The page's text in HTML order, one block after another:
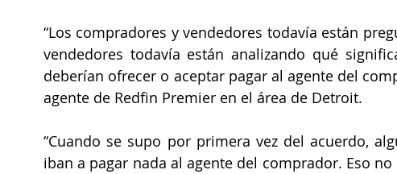
“Los compradores y vendedores todavía están
vendedores todavía están analizando qué
deberían ofrecer o aceptar pagar al agente del
agente de Redfin Premier en el área de Detroit.
“Cuando se supo por primera vez del acuerdo,
iban a pagar nada al agente del comprador. Eso